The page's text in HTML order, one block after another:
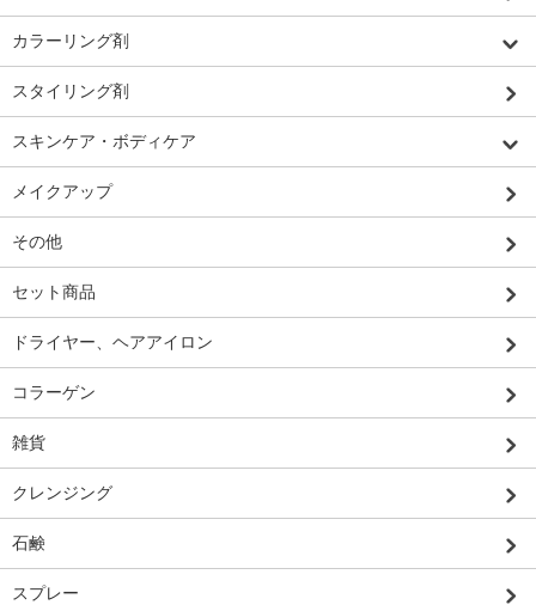
カラーリング剤
スタイリング剤
スキンケア・ボディケア
メイクアップ
その他
セット商品
ドライヤー、ヘアアイロン
コラーゲン
雑貨
クレンジング
石鹸
スプレー